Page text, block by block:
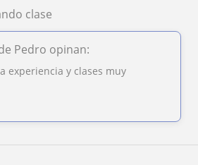
clase
Pedro opinan:
experiencia y clases muy